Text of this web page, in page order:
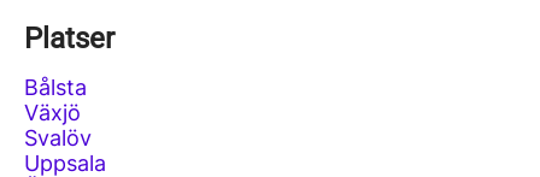
Platser
Bålsta
Växjö
Svalöv
Uppsala